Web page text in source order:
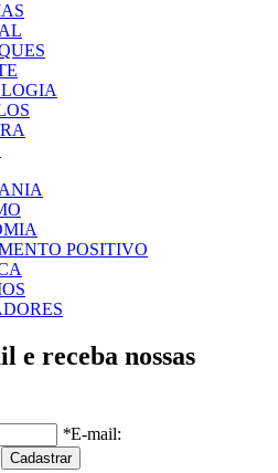
POSITIVO
e receba nossas
*E-mail: